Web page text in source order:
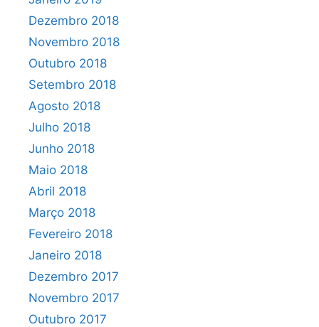
Dezembro 2018
Novembro 2018
Outubro 2018
Setembro 2018
Agosto 2018
Julho 2018
Junho 2018
Maio 2018
Abril 2018
Março 2018
Fevereiro 2018
Janeiro 2018
Dezembro 2017
Novembro 2017
Outubro 2017